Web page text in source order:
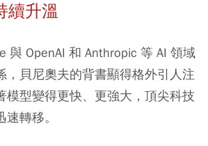
續升溫
與 OpenAI 和 Anthropic 等 AI 領域
，貝尼奧夫的背書顯得格外引人注
模型變得更快、更強大，頂尖科技
轉移。